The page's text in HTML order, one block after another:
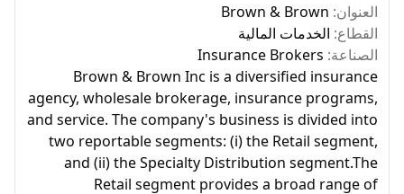
العنوان: Brown & Brown
القطاع: الخدمات المالية
الصناعة: Insurance Brokers
Brown & Brown Inc is a diversified insurance
agency, wholesale brokerage, insurance programs,
and service. The company's business is divided into
two reportable segments: (i) the Retail segment,
and (ii) the Specialty Distribution segment.The
Retail segment provides a broad range of